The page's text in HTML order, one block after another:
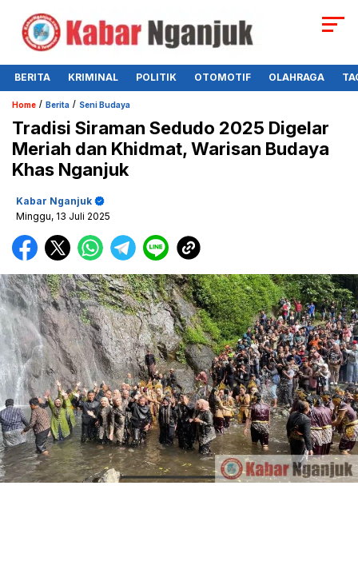
BERITA KRIMINAL POLITIK OTOMOTIF OLAHRAGA
Home / Berita / Seni Budaya
Tradisi Siraman Sedudo 2025 Digelar
Meriah dan Khidmat, Warisan Budaya
Khas Nganjuk
Kabar Nganjuk
Minggu, 13 Juli 2025